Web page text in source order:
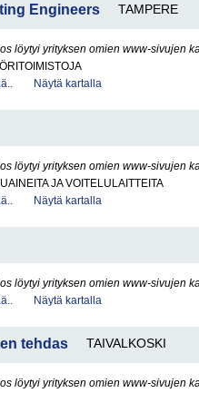
Engineers TAMPERE
löytyi yrityksen omien www-sivujen
Näytä kartalla
löytyi yrityksen omien www-sivujen
JA VOITELULAITTEITA
Näytä kartalla
löytyi yrityksen omien www-sivujen
Näytä kartalla
tehdas TAIVALKOSKI
löytyi yrityksen omien www-sivujen